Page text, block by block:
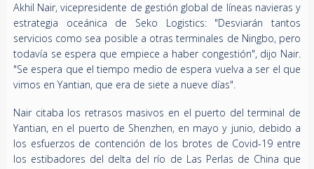
Akhil Nair, vicepresidente de gestión global de líneas navieras y
estrategia oceánica de Seko Logistics: "Desviarán tantos
servicios como sea posible a otras terminales de Ningbo, pero
todavía se espera que empiece a haber congestión", dijo Nair.
"Se espera que el tiempo medio de espera vuelva a ser el que
vimos en Yantian, que era de siete a nueve días".
Nair citaba los retrasos masivos en el puerto del terminal de
Yantian, en el puerto de Shenzhen, en mayo y junio, debido a
los esfuerzos de contención de los brotes de Covid-19 entre
los estibadores del delta del río de Las Perlas de China que